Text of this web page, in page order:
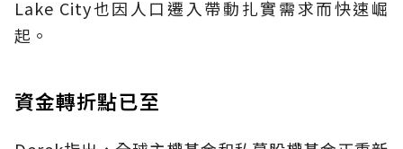
Lake City也因人口遷入帶動扎實需求而快速崛
起。
資金轉折點已至